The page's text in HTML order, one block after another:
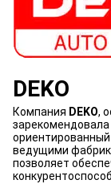
DEKO
Компания DEKO,
ориентированный
ведущими
позволяет